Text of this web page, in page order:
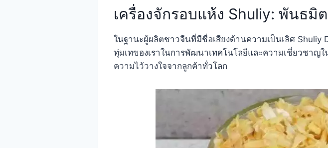
เครื่องจักรอบแห้ง Shuliy: พันธ
ในฐานะผู้ผลิตชาวจีนที่มีชื่อเสียงด้านความเป็นเลิศ
ทุ่มเทของเราในการพัฒนาเทคโนโลยีและความเชี่ยวชาญ
ความไว้วางใจจากลูกค้าทั่วโลก